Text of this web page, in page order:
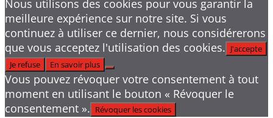
Nous utilisons des cookies pour vous garantir la
meilleure expérience sur notre site. Si vous
continuez à utiliser ce dernier, nous considérerons
que vous acceptez l'utilisation des cookies. J'accepte
Je refuse
En savoir plus
Vous pouvez révoquer votre consentement à tout
moment en utilisant le bouton « Révoquer le
consentement ». Révoquer les cookies